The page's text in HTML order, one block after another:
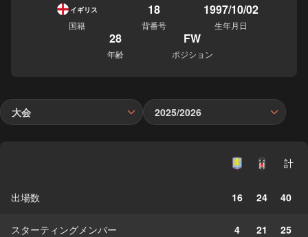
イギリス
国籍
18
背番号
1997/10/02
生年月日
28
年齢
FW
ポジション
大会 2025/2026
計
出場数 16 24 40
スターティングメンバー 4 21 25